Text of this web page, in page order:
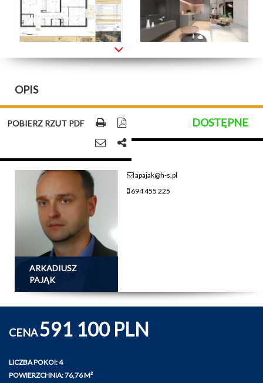
OPIS
POBIERZ RZUT PDF DOSTĘPNE
ARKADIUSZ
PAJĄK
apajak@h-s.pl
694 455 225
CENA591 100 PLN
LICZBA POKOI: 4
POWIERZCHNIA: 76,76 M²